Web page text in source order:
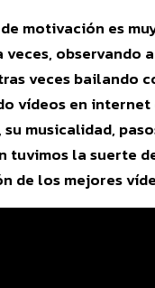
motivación es
observando
veces bailando
vídeos en
musicalidad,
tuvimos la suerte
de los mejores